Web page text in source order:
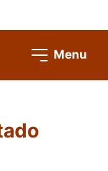
Menu